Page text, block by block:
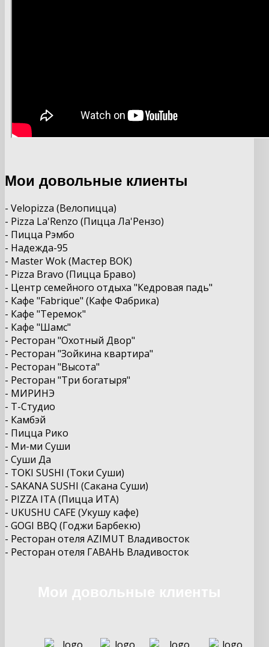
Мои довольные клиенты
- Velopizza (Велопицца)
- Pizza La'Renzo (Пицца Ла'Рензо)
- Пицца Рэмбо
- Надежда-95
- Master Wok (Мастер ВОК)
- Pizza Bravo (Пицца Браво)
- Центр семейного отдыха "Кедровая падь"
- Кафе "Fabrique" (Кафе Фабрика)
- Кафе "Теремок"
- Кафе "Шамс"
- Ресторан "Охотный Двор"
- Ресторан "Зойкина квартира"
- Ресторан "Высота"
- Ресторан "Три богатыря"
- МИРИНЭ
- Т-Студио
- Камбэй
- Пицца Рико
- Ми-ми Суши
- Суши Да
- TOKI SUSHI (Токи Суши)
- SAKANA SUSHI (Сакана Суши)
- PIZZA ITA (Пицца ИТА)
- UKUSHU CAFE (Укушу кафе)
- GOGI BBQ (Годжи Барбекю)
- Ресторан отеля AZIMUT Владивосток
- Ресторан отеля ГАВАНЬ Владивосток